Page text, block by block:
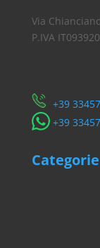
Via
P.IVA
​+39
​+39
Categorie